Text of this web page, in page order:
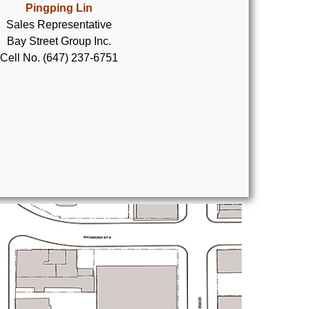
Pingping Lin
Sales Representative
Bay Street Group Inc.
Cell No. (647) 237-6751